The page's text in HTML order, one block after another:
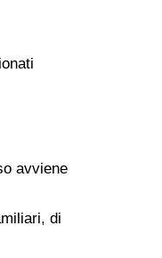
avviene
di